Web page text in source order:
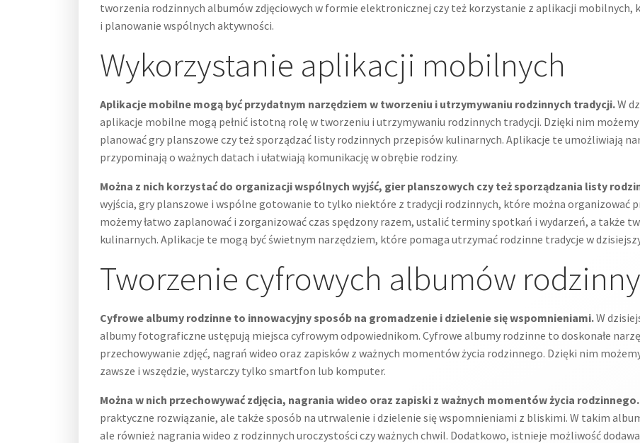
tworzenia rodzinnych albumów zdjęciowych w formie elektronicznej czy też korzystanie z aplikacji mobilnych,
i planowanie wspólnych aktywności.
Wykorzystanie aplikacji mobilnych
Aplikacje mobilne mogą być przydatnym narzędziem w tworzeniu i utrzymywaniu rodzinnych tradycji.W
aplikacje mobilne mogą pełnić istotną rolę w tworzeniu i utrzymywaniu rodzinnych tradycji. Dzięki nim
planować gry planszowe czy też sporządzać listy rodzinnych przepisów kulinarnych. Aplikacje te umożliwiają
przypominają o ważnych datach i ułatwiają komunikację w obrębie rodziny.
Można z nich korzystać do organizacji wspólnych wyjść, gier planszowych czy też sporządzania listy
wyjścia, gry planszowe i wspólne gotowanie to tylko niektóre z tradycji rodzinnych, które można organizować
możemy łatwo zaplanować i zorganizować czas spędzony razem, ustalić terminy spotkań i wydarzeń, a także
kulinarnych. Aplikacje te mogą być świetnym narzędziem, które pomaga utrzymać rodzinne tradycje w
Tworzenie cyfrowych albumów
Cyfrowe albumy rodzinne to innowacyjny sposób na gromadzenie i dzielenie się wspomnieniami.W
albumy fotograficzne ustępują miejsca cyfrowym odpowiednikom. Cyfrowe albumy rodzinne to doskonałe
przechowywanie zdjęć, nagrań wideo oraz zapisków z ważnych momentów życia rodzinnego. Dzięki nim
zawsze i wszędzie, wystarczy tylko smartfon lub komputer.
Można w nich przechowywać zdjęcia, nagrania wideo oraz zapiski z ważnych momentów życia rodzinnego.
praktyczne rozwiązanie, ale także sposób na utrwalenie i dzielenie się wspomnieniami z bliskimi. W takim
ale również nagrania wideo z rodzinnych uroczystości czy ważnych chwil. Dodatkowo, istnieje możliwość